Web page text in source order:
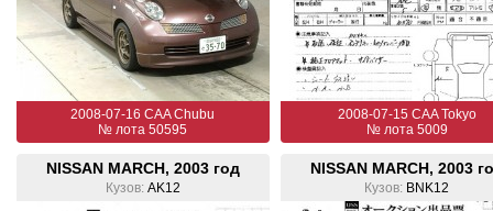
2008-07-16 CAA Chubu
№ лота 50595
2008-07-15 CAA Tokyo
№ лота 5009
NISSAN MARCH, 2003 год
Кузов: AK12
NISSAN MARCH, 2003
Кузов: BNK12